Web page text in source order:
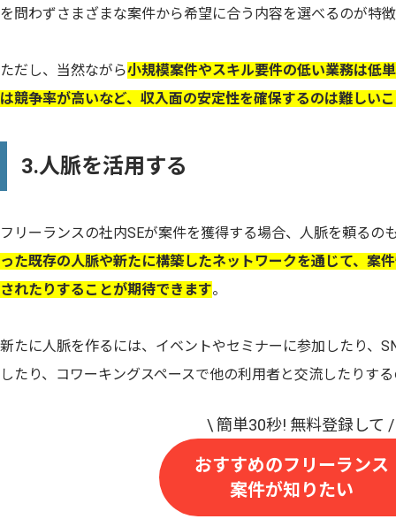
を問わずさまざまな案件から希望に合う内容を選べるのが特
ただし、当然ながら小規模案件やスキル要件の低い業務は低
は競争率が高いなど、収入面の安定性を確保するのは難しい
3.人脈を活用する
フリーランスの社内SEが案件を獲得する場合、人脈を頼るの
った既存の人脈や新たに構築したネットワークを通じて、案
されたりすることが期待できます。
新たに人脈を作るには、イベントやセミナーに参加したり、
したり、コワーキングスペースで他の利用者と交流したりす
おすすめのフリーランス
案件が知りたい